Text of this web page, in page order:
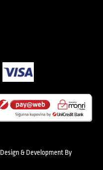
Design & Development By